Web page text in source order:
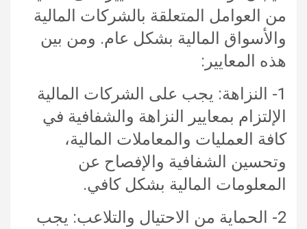
من العوامل المتعلقة بالشركات المالية
والأسواق المالية بشكل عام. ومن بين
هذه المعايير:
1- النزاهة: يجب على الشركات المالية
الإلتزام بمعايير النزاهة والشفافية في
كافة العمليات والمعاملات المالية،
وتحسين الشفافية والإفصاح عن
المعلومات المالية بشكل كافي.
2- الحماية من الاحتيال والتلاعب: يجب